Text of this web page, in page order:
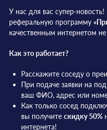
У нас для вас супер-
реферальную программу
качественным интернетом
Как это работает?
Расскажите соседу о
При подаче заявки на
ваш ФИО, адрес или
Как только сосед
вы получите скидку 50%
интернета!